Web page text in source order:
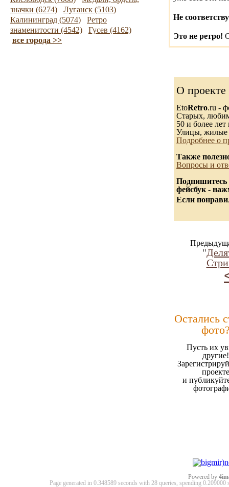
значки (6274)
Луганск (5103)
Калининград (5074)
Ретро
знаменитости (4542)
Гусев (4162)
все города >>
Не
Это не ретро!
О проекте
EtoRetro.ru -
Старых,
50 и более лет
Улицы, жилые
Подробнее о
Также
Вопросы и
Подпишитесь
фейсбук -
Если
"
Остались
Пусть их
другие!
проекте
и
Powered by
Page generated in 0.348589 seconds with 28 queries, spending